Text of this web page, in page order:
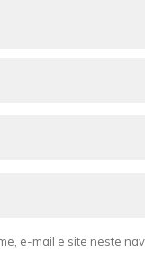
e-mail e site neste